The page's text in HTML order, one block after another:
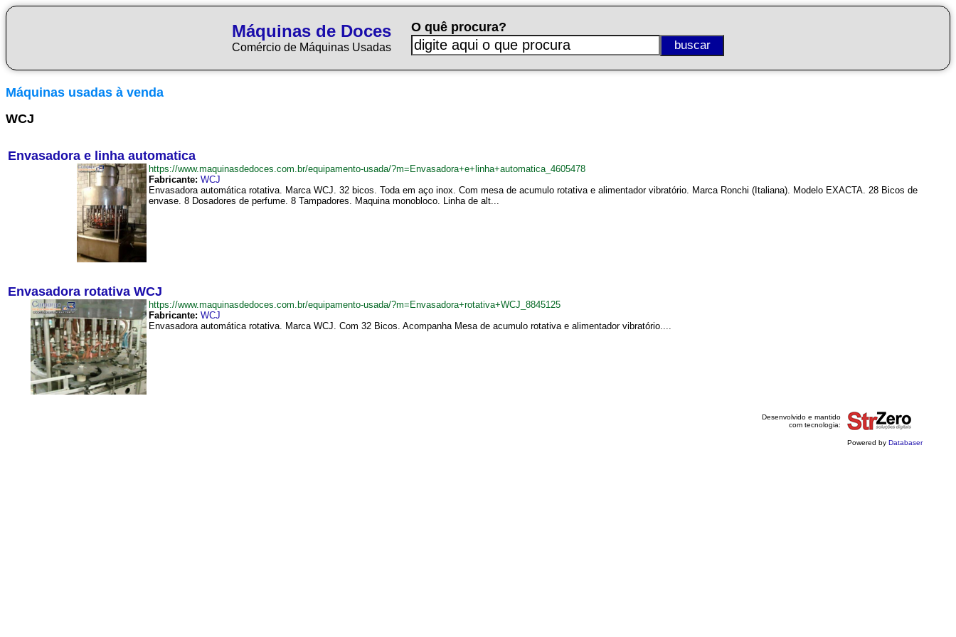
Máquinas de Doces
Comércio de Máquinas Usadas
O quê procura?
Máquinas usadas à venda
WCJ
Envasadora e linha automatica
https://www.maquinasdedoces.com.br/equipamento-usada/?m=Envasadora+e+linha+automatica_4605478
Fabricante: WCJ
Envasadora automática rotativa. Marca WCJ. 32 bicos. Toda em aço inox. Com mesa de acumulo rotativa e alimentador vibratório. Marca Ronchi (Italiana). Modelo EXACTA. 28 Bicos de
envase. 8 Dosadores de perfume. 8 Tampadores. Maquina monobloco. Linha de alt...
Envasadora rotativa WCJ
https://www.maquinasdedoces.com.br/equipamento-usada/?m=Envasadora+rotativa+WCJ_8845125
Fabricante: WCJ
Envasadora automática rotativa. Marca WCJ. Com 32 Bicos. Acompanha Mesa de acumulo rotativa e alimentador vibratório....
Desenvolvido e mantido
com tecnologia:
Powered by Databaser